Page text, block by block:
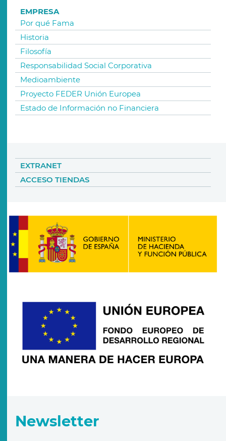
EMPRESA
Por qué Fama
Historia
Filosofía
Responsabilidad Social Corporativa
Medioambiente
Proyecto FEDER Unión Europea
Estado de Información no Financiera
EXTRANET
ACCESO TIENDAS
Newsletter